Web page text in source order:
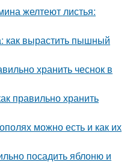
желтеют листья:
как вырастить пышный
хранить чеснок в
правильно хранить
можно есть и как их
посадить яблоню и